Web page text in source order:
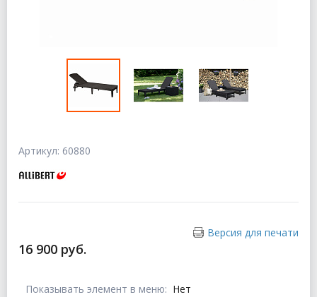
Артикул: 60880
Версия для печати
16 900 руб.
Показывать элемент в меню: Нет